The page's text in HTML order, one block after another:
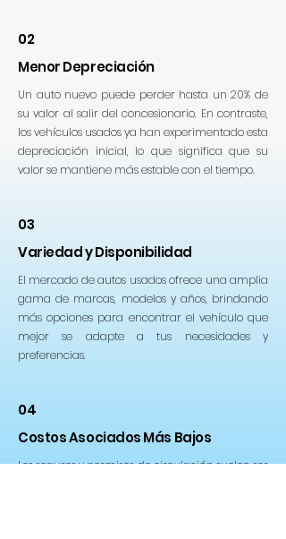
02
Menor Depreciación
Un auto nuevo puede perder hasta un 20% de
su valor al salir del concesionario. En contraste,
los vehículos usados ya han experimentado esta
depreciación inicial, lo que significa que su
valor se mantiene más estable con el tiempo.
03
Variedad y Disponibilidad
El mercado de autos usados ofrece una amplia
gama de marcas, modelos y años, brindando
más opciones para encontrar el vehículo que
mejor se adapte a tus necesidades y
preferencias.
04
Costos Asociados Más Bajos
Los seguros y permisos de circulación suelen ser